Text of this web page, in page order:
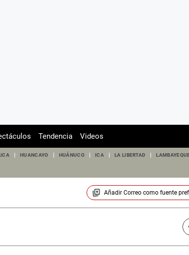
Tendencia Videos
HUANCAYO HUÁNUCO ICA LA LIBERTAD
Añadir Correocomo fuente